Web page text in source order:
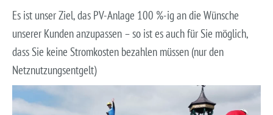
Es ist unser Ziel, das PV-Anlage 100 %-ig an die Wünsche
unserer Kunden anzupassen – so ist es auch für Sie möglich,
dass Sie keine Stromkosten bezahlen müssen (nur den
Netznutzungsentgelt)